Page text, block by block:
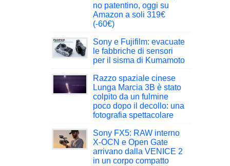
no patentino, oggi su
Amazon a soli 319€
(-60€)
Sony e Fujifilm: evacuate
le fabbriche di sensori
per il sisma di Kumamoto
Razzo spaziale cinese
Lunga Marcia 3B è stato
colpito da un fulmine
poco dopo il decollo: una
fotografia spettacolare
Sony FX5: RAW interno
X-OCN e Open Gate
arrivano dalla VENICE 2
in un corpo compatto